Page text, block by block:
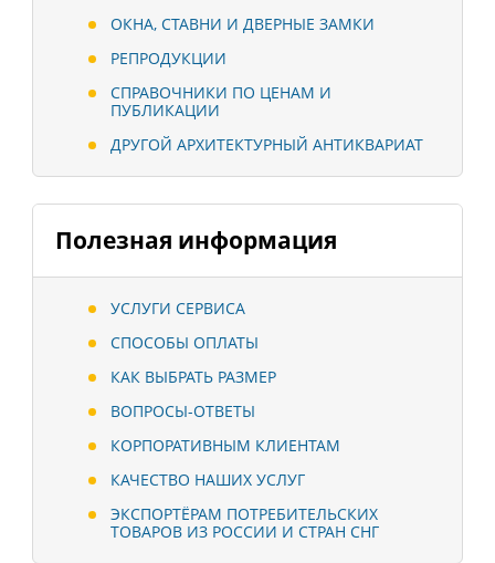
ОКНА, СТАВНИ И ДВЕРНЫЕ ЗАМКИ
РЕПРОДУКЦИИ
СПРАВОЧНИКИ ПО ЦЕНАМ И
ПУБЛИКАЦИИ
ДРУГОЙ АРХИТЕКТУРНЫЙ АНТИКВАРИАТ
Полезная информация
УСЛУГИ СЕРВИСА
СПОСОБЫ ОПЛАТЫ
КАК ВЫБРАТЬ РАЗМЕР
ВОПРОСЫ-ОТВЕТЫ
КОРПОРАТИВНЫМ КЛИЕНТАМ
КАЧЕСТВО НАШИХ УСЛУГ
ЭКСПОРТЁРАМ ПОТРЕБИТЕЛЬСКИХ
ТОВАРОВ ИЗ РОССИИ И СТРАН СНГ